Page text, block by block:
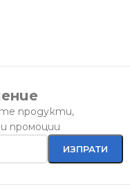
продукти,
промоции